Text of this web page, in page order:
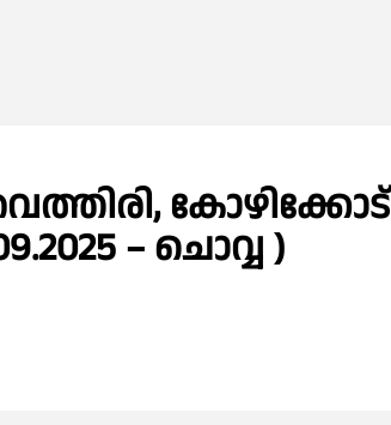
കോഴിക്കോട്
– ചൊവ്വ )